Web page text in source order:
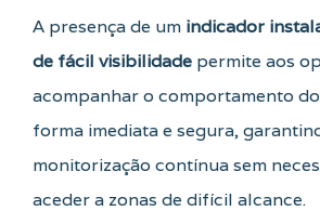
A presença de um indicador
de fácil visibilidade permite aos
acompanhar o comportamento
forma imediata e segura,
monitorização contínua sem
aceder a zonas de difícil alcance.